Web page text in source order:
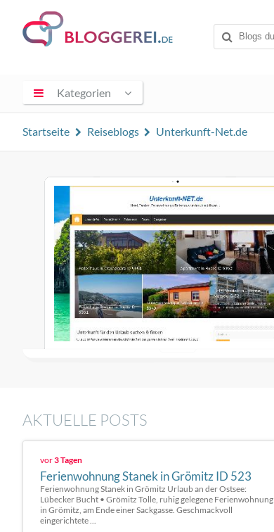
Kategorien
Startseite Reiseblogs Unterkunft-Net.de
AKTUELLE POSTS
vor3 Tagen
Ferienwohnung Stanek in Grömitz ID 523
Ferienwohnung Stanek in Grömitz Urlaub an der Ostsee:
Lübecker Bucht • Grömitz Tolle, ruhig gelegene Ferienwohnung
in Grömitz, am Ende einer Sackgasse. Geschmackvoll
eingerichtete ...